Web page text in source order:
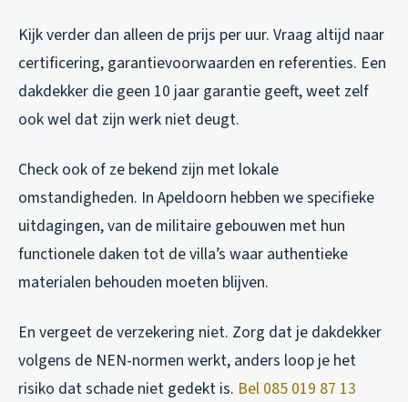
Kijk verder dan alleen de prijs per uur. Vraag altijd naar
certificering, garantievoorwaarden en referenties. Een
dakdekker die geen 10 jaar garantie geeft, weet zelf
ook wel dat zijn werk niet deugt.
Check ook of ze bekend zijn met lokale
omstandigheden. In Apeldoorn hebben we specifieke
uitdagingen, van de militaire gebouwen met hun
functionele daken tot de villa’s waar authentieke
materialen behouden moeten blijven.
En vergeet de verzekering niet. Zorg dat je dakdekker
volgens de NEN-normen werkt, anders loop je het
risiko dat schade niet gedekt is. Bel 085 019 87 13